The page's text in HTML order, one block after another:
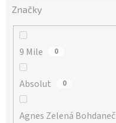
Značky
9 Mile 0
Absolut 0
Agnes Zelená Bohdaneč